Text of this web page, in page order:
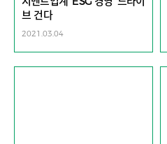
브 건다
2021.03.04